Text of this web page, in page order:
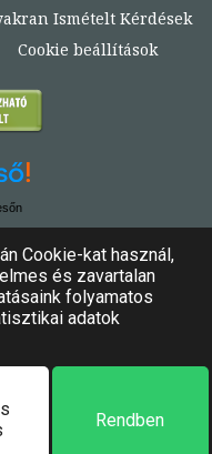
Ismételt Kérdések
Cookie beállítások